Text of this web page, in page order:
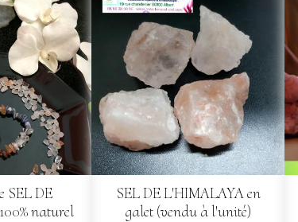
SEL DE
naturel
SEL DE L'HIMALAYA en
galet (vendu à l'unité)